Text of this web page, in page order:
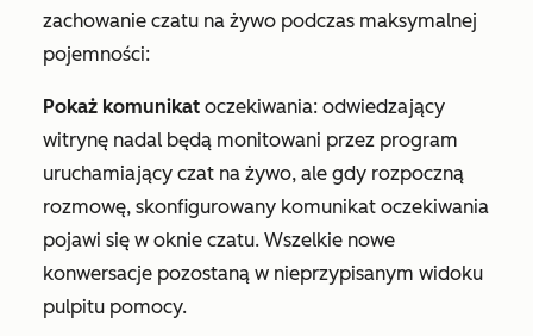
zachowanie czatu na żywo podczas maksymalnej
pojemności:
Pokaż komunikat oczekiwania: odwiedzający
witrynę nadal będą monitowani przez program
uruchamiający czat na żywo, ale gdy rozpoczną
rozmowę, skonfigurowany komunikat oczekiwania
pojawi się w oknie czatu. Wszelkie nowe
konwersacje pozostaną w nieprzypisanym widoku
pulpitu pomocy.